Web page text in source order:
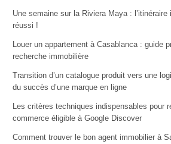
Une semaine sur la Riviera Maya :
réussi !
Louer un appartement à Casablanca : guide
recherche immobilière
Transition d’un catalogue produit vers une
du succès d’une marque en ligne
Les critères techniques indispensables pour
commerce éligible à Google Discover
Comment trouver le bon agent immobilier à